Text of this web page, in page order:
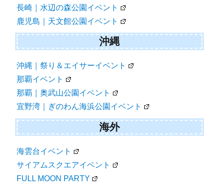
長崎｜水辺の森公園イベント
鹿児島｜天文館公園イベント
沖縄
沖縄｜祭り＆エイサーイベント
那覇イベント
那覇｜奥武山公園イベント
宜野湾｜ぎのわん海浜公園イベント
海外
海雲台イベント
サイアムスクエアイベント
FULL MOON PARTY